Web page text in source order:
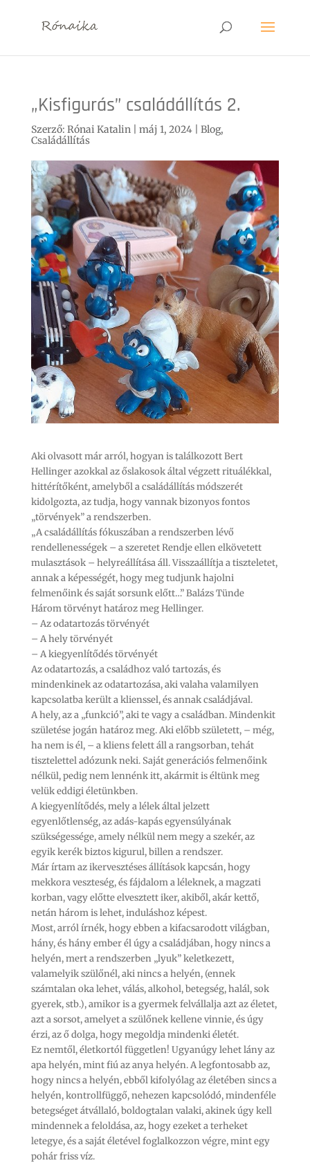
„Kisfigurás” családállítás 2.
Szerző: Rónai Katalin| máj 1, 2024| Blog,
Családállítás
Aki olvasott már arról, hogyan is találkozott Bert
Hellinger azokkal az őslakosok által végzett rituálékkal,
hittérítőként, amelyből a családállítás módszerét
kidolgozta, az tudja, hogy vannak bizonyos fontos
„törvények” a rendszerben.
„A családállítás fókuszában a rendszerben lévő
rendellenességek – a szeretet Rendje ellen elkövetett
mulasztások – helyreállítása áll. Visszaállítja a tiszteletet,
annak a képességét, hogy meg tudjunk hajolni
felmenőink és saját sorsunk előtt…” Balázs Tünde
Három törvényt határoz meg Hellinger.
– Az odatartozás törvényét
– A hely törvényét
– A kiegyenlítődés törvényét
Az odatartozás, a családhoz való tartozás, és
mindenkinek az odatartozása, aki valaha valamilyen
kapcsolatba került a klienssel, és annak családjával.
A hely, az a „funkció”, aki te vagy a családban. Mindenkit
születése jogán határoz meg. Aki előbb született, – még,
ha nem is él, – a kliens felett áll a rangsorban, tehát
tisztelettel adózunk neki. Saját generációs felmenőink
nélkül, pedig nem lennénk itt, akármit is éltünk meg
velük eddigi életünkben.
A kiegyenlítődés, mely a lélek által jelzett
egyenlőtlenség, az adás-kapás egyensúlyának
szükségessége, amely nélkül nem megy a szekér, az
egyik kerék biztos kigurul, billen a rendszer.
Már írtam az ikervesztéses állítások kapcsán, hogy
mekkora veszteség, és fájdalom a léleknek, a magzati
korban, vagy előtte elvesztett iker, akiből, akár kettő,
netán három is lehet, induláshoz képest.
Most, arról írnék, hogy ebben a kifacsarodott világban,
hány, és hány ember él úgy a családjában, hogy nincs a
helyén, mert a rendszerben „lyuk” keletkezett,
valamelyik szülőnél, aki nincs a helyén, (ennek
számtalan oka lehet, válás, alkohol, betegség, halál, sok
gyerek, stb.), amikor is a gyermek felvállalja azt az életet,
azt a sorsot, amelyet a szülőnek kellene vinnie, és úgy
érzi, az ő dolga, hogy megoldja mindenki életét.
Ez nemtől, életkortól független! Ugyanúgy lehet lány az
apa helyén, mint fiú az anya helyén. A legfontosabb az,
hogy nincs a helyén, ebből kifolyólag az életében sincs a
helyén, kontrollfüggő, nehezen kapcsolódó, mindenféle
betegséget átvállaló, boldogtalan valaki, akinek úgy kell
mindennek a feloldása, az, hogy ezeket a terheket
letegye, és a saját életével foglalkozzon végre, mint egy
pohár friss víz.